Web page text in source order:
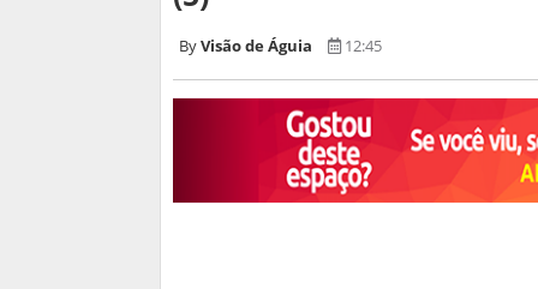
Visão de Águia 12:45